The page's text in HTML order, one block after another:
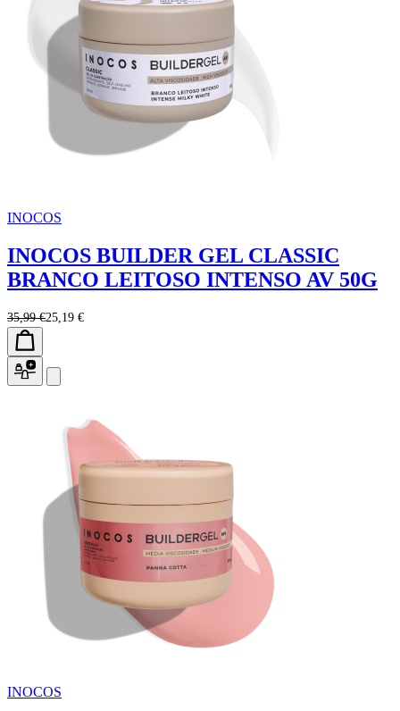
INOCOS
INOCOS BUILDER GEL CLASSIC
BRANCO LEITOSO INTENSO AV 50G
35,99 €25,19 €
INOCOS